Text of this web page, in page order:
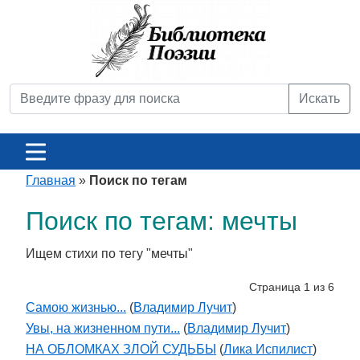
Искать
Главная » Поиск по тегам
Поиск по тегам: мечты
Ищем стихи по тегу "мечты"
Страница 1 из 6
Самою жизнью... (Владимир Лучит)
Увы, на жизненном пути... (Владимир Лучит)
НА ОБЛОМКАХ ЗЛОЙ СУДЬБЫ (Лика Испилист)